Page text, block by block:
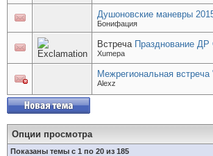
Душоновские маневры
Бонифация
Встреча Празднование
Xumepa
Межрегиональная
Alexz
Опции просмотра
Показаны темы с 1 по 20 из 185